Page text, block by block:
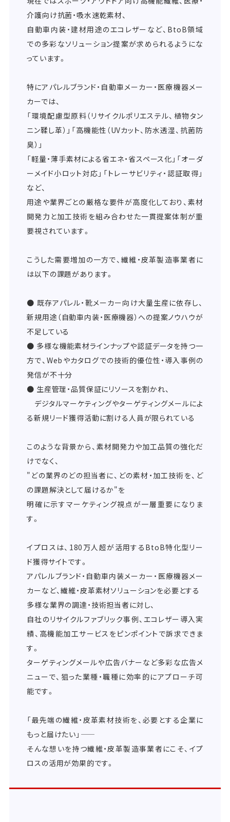
介護向け抗菌・吸水速乾素材、
自動車内装・建材用途のエコレザーなど、BtoB領域
での多彩なソリューション提案が求められるようにな
っています。
特にアパレルブランド・自動車メーカー・医療機器メー
カーでは、
「環境配慮型原料（リサイクルポリエステル、植物タン
ニン鞣し革）」「高機能性（UVカット、防水透湿、抗菌防
臭）」
「軽量・薄手素材による省エネ・省スペース化」「オーダ
ーメイド小ロット対応」「トレーサビリティ・認証取得」
など、
用途や業界ごとの厳格な要件が高度化しており、素材
開発力と加工技術を組み合わせた一貫提案体制が重
要視されています。
こうした需要増加の一方で、繊維・皮革製造事業者に
は以下の課題があります。
● 既存アパレル・靴メーカー向け大量生産に依存し、
新規用途（自動車内装・医療機器）への提案ノウハウが
不足している
● 多様な機能素材ラインナップや認証データを持つ一
方で、Webやカタログでの技術的優位性・導入事例の
発信が不十分
● 生産管理・品質保証にリソースを割かれ、
デジタルマーケティングやターゲティングメールによ
る新規リード獲得活動に割ける人員が限られている
このような背景から、素材開発力や加工品質の強化だ
けでなく、
"どの業界のどの担当者に、どの素材・加工技術を、ど
の課題解決として届けるか"を
明確に示すマーケティング視点が一層重要になりま
す。
イプロスは、180万人超が活用するBtoB特化型リー
ド獲得サイトです。
アパレルブランド・自動車内装メーカー・医療機器メー
カーなど、繊維・皮革素材ソリューションを必要とする
多様な業界の調達・技術担当者に対し、
自社のリサイクルファブリック事例、エコレザー導入実
績、高機能加工サービスをピンポイントで訴求できま
す。
ターゲティングメールや広告バナーなど多彩な広告メ
ニューで、狙った業種・職種に効率的にアプローチ可
能です。
「最先端の繊維・皮革素材技術を、必要とする企業に
もっと届けたい」――
そんな想いを持つ繊維・皮革製造事業者にこそ、イプ
ロスの活用が効果的です。